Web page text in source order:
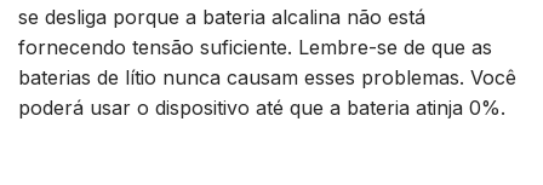
se desliga porque a bateria alcalina não está
fornecendo tensão suficiente. Lembre-se de que as
baterias de lítio nunca causam esses problemas. Você
poderá usar o dispositivo até que a bateria atinja 0%.